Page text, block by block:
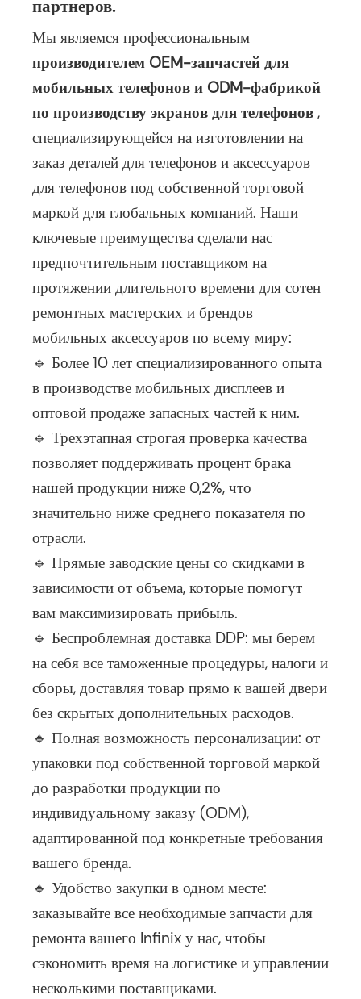
партнеров.
Мы являемся профессиональным
производителем OEM-запчастей для
мобильных телефонов и ODM-фабрикой
по производству экранов для телефонов ,
специализирующейся на изготовлении на
заказ деталей для телефонов и аксессуаров
для телефонов под собственной торговой
маркой для глобальных компаний. Наши
ключевые преимущества сделали нас
предпочтительным поставщиком на
протяжении длительного времени для сотен
ремонтных мастерских и брендов
мобильных аксессуаров по всему миру:
🔹 Более 10 лет специализированного опыта
в производстве мобильных дисплеев и
оптовой продаже запасных частей к ним.
🔹 Трехэтапная строгая проверка качества
позволяет поддерживать процент брака
нашей продукции ниже 0,2%, что
значительно ниже среднего показателя по
отрасли.
🔹 Прямые заводские цены со скидками в
зависимости от объема, которые помогут
вам максимизировать прибыль.
🔹 Беспроблемная доставка DDP: мы берем
на себя все таможенные процедуры, налоги и
сборы, доставляя товар прямо к вашей двери
без скрытых дополнительных расходов.
🔹 Полная возможность персонализации: от
упаковки под собственной торговой маркой
до разработки продукции по
индивидуальному заказу (ODM),
адаптированной под конкретные требования
вашего бренда.
🔹 Удобство закупки в одном месте:
заказывайте все необходимые запчасти для
ремонта вашего Infinix у нас, чтобы
сэкономить время на логистике и управлении
несколькими поставщиками.